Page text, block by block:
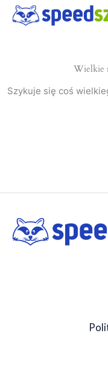
Przejdź
Wielkie
Szykuje się coś
Santa
Fe
nakładki